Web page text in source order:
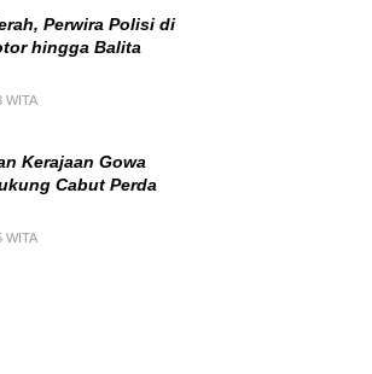
Perwira Polisi di
hingga Balita
WITA
Kerajaan Gowa
Cabut Perda
WITA